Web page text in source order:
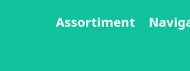
Assortiment